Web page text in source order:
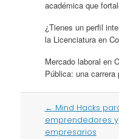
académica que
¿Tienes un perfil
la Licenciatura en
Mercado laboral en
Pública: una
Post
navigation
← Mind Hacks
emprendedores y
empresarios